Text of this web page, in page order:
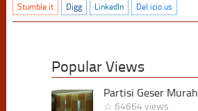
Stumble it
Digg LinkedIn Del.icio.us
Popular Views
Partisi Geser Murah
☆ 64664 views